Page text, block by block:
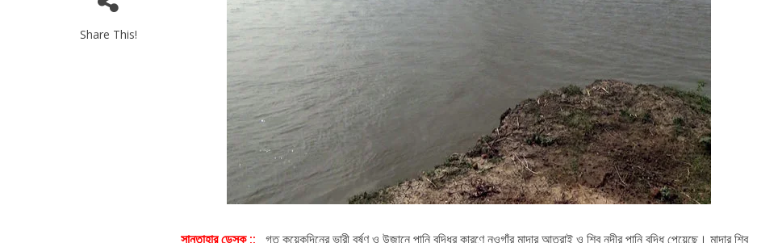
Share This!
সান্তাহার ডেস্ক :: গত কয়েকদিনের ভারী বর্ষণ ও উজানে পানি বৃদ্ধির কারণে নওগাঁর মান্দার আত্রাই ও শিব নদীর পানি বৃদ্ধি পেয়েছে। মান্দার শিব